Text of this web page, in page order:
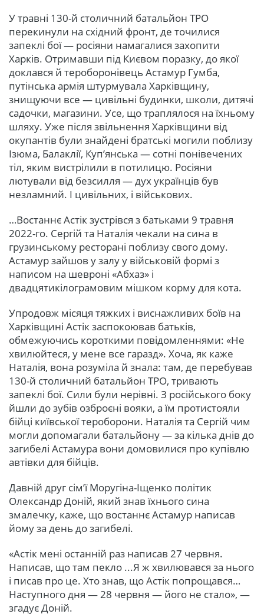
У травні 130-й столичний батальйон ТРО
перекинули на східний фронт, де точилися
запеклі бої — росіяни намагалися захопити
Харків. Отримавши під Києвом поразку, до якої
доклався й тероборонівець Астамур Гумба,
путінська армія штурмувала Харківщину,
знищуючи все — цивільні будинки, школи, дитячі
садочки, магазини. Усе, що траплялося на їхньому
шляху. Уже після звільнення Харківщини від
окупантів були знайдені братські могили поблизу
Ізюма, Балаклії, Куп’янська — сотні понівечених
тіл, яким вистрілили в потилицю. Росіяни
лютували від безсилля — дух українців був
незламний. І цивільних, і військових.
…Востаннє Астік зустрівся з батьками 9 травня
2022-го. Сергій та Наталія чекали на сина в
грузинському ресторані поблизу свого дому.
Астамур зайшов у залу у військовій формі з
написом на шевроні «Абхаз» і
двадцятикілограмовим мішком корму для кота.
Упродовж місяця тяжких і виснажливих боїв на
Харківщині Астік заспокоював батьків,
обмежуючись короткими повідомленнями: «Не
хвилюйтеся, у мене все гаразд». Хоча, як каже
Наталія, вона розуміла й знала: там, де перебував
130-й столичний батальйон ТРО, тривають
запеклі бої. Сили були нерівні. З російського боку
йшли до зубів озброєні вояки, а їм протистояли
бійці київської тероборони. Наталія та Сергій чим
могли допомагали батальйону — за кілька днів до
загибелі Астамура вони домовилися про купівлю
автівки для бійців.
Давній друг сім’ї Моругіна-Іщенко політик
Олександр Доній, який знав їхнього сина
змалечку, каже, що востаннє Астамур написав
йому за день до загибелі.
«Астік мені останній раз написав 27 червня.
Написав, що там пекло ...Я ж хвилювався за нього
і писав про це. Хто знав, що Астік попрощався…
Наступного дня — 28 червня — його не стало», —
згадує Доній.